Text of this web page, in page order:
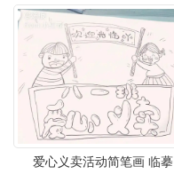
爱心义卖活动简笔画 临摹